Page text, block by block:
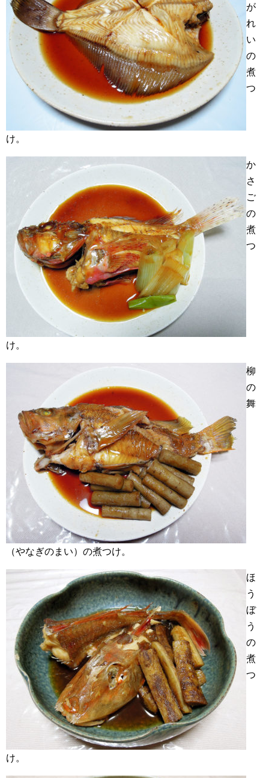
が
れ
い
の
煮
つ
け。
か
さ
ご
の
煮
つ
け。
柳
の
舞
（やなぎのまい）の煮つけ。
ほ
う
ぼ
う
の
煮
つ
け。